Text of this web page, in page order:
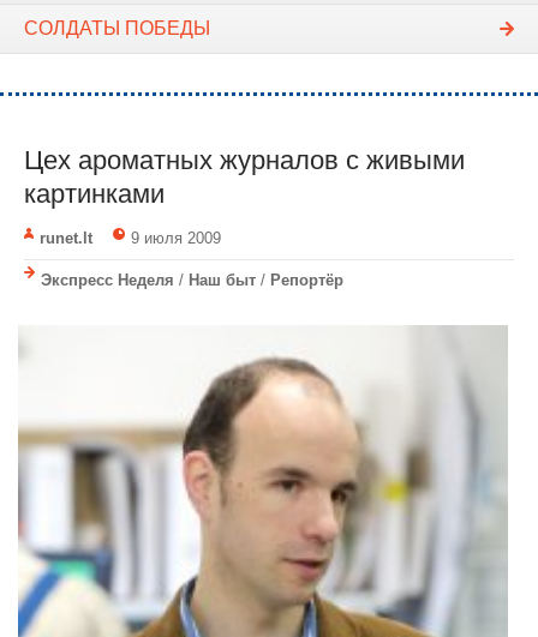
СОЛДАТЫ ПОБЕДЫ
Цех ароматных журналов с живыми
картинками
runet.lt 9 июля 2009
Экспресс Неделя / Наш быт / Репортёр